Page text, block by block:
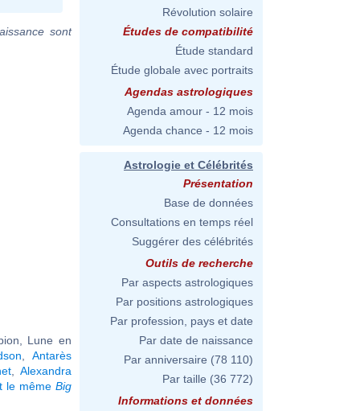
sont
Lune en
Antarès
, Alexandra
le mêmeBig
Révolution solaire
Études de compatibilité
Étude standard
Étude globale avec portraits
Agendas astrologiques
Agenda amour - 12 mois
Agenda chance - 12 mois
Astrologie et Célébrités
Présentation
Base de données
Consultations en temps réel
Suggérer des célébrités
Outils de recherche
Par aspects astrologiques
Par positions astrologiques
Par profession, pays et date
Par date de naissance
Par anniversaire (78 110)
Par taille (36 772)
Informations et données